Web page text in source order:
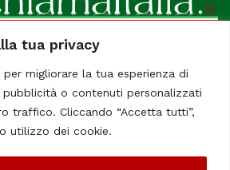
tua privacy
migliorare la tua esperienza di
o contenuti personalizzati
traffico. Cliccando “Accetta tutti”,
utilizzo dei cookie.
quotidiano online preferito.
a tutti gli italiani residenti all'estero.
Quotidiano online indipendente